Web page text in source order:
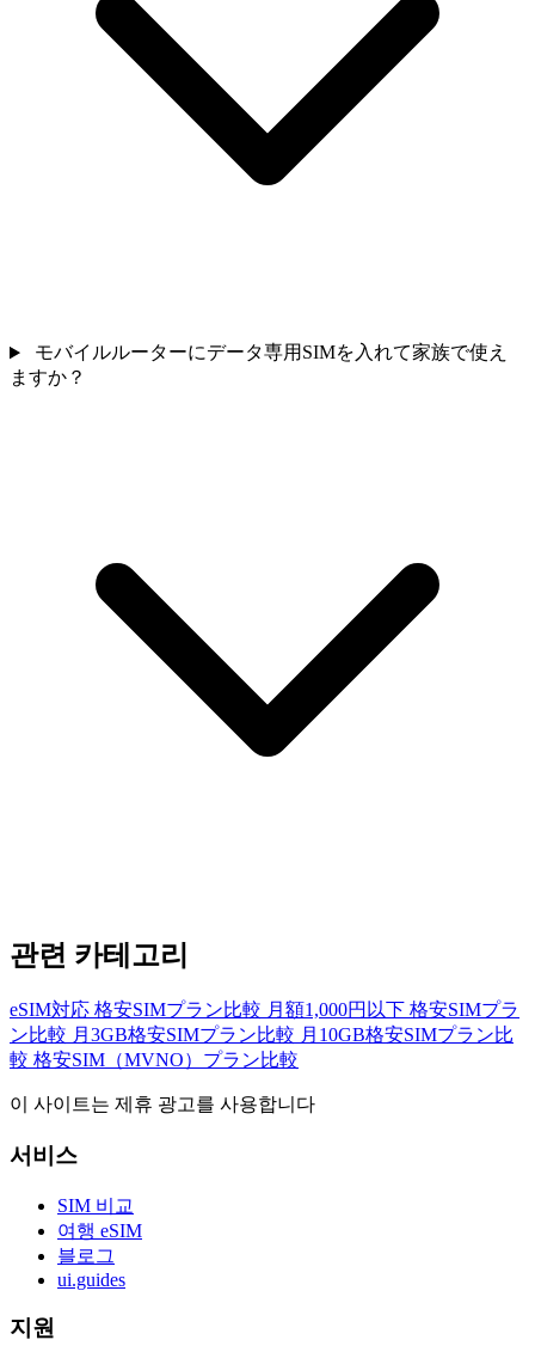
モバイルルーターにデータ専用SIMを入れて家族で使え
ますか？
관련 카테고리
eSIM対応 格安SIMプラン比較 月額1,000円以下 格安SIMプラ
ン比較 月3GB格安SIMプラン比較 月10GB格安SIMプラン比
較 格安SIM（MVNO）プラン比較
이 사이트는 제휴 광고를 사용합니다
서비스
SIM 비교
여행 eSIM
블로그
ui.guides
지원